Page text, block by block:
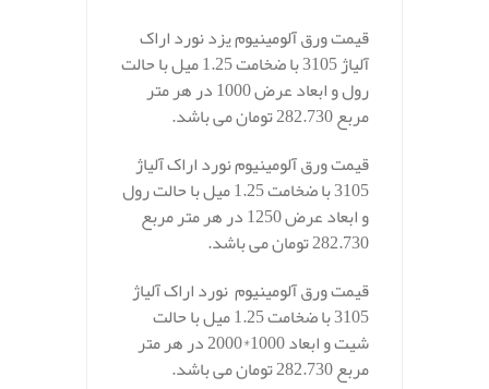
قیمت ورق آلومینیوم یزد نورد اراک
آلیاژ 3105 با ضخامت 1.25 میل با حالت
رول و ابعاد عرض 1000 در هر متر
مربع 282.730 تومان می باشد.
قیمت ورق آلومینیوم نورد اراک آلیاژ
3105 با ضخامت 1.25 میل با حالت رول
و ابعاد عرض 1250 در هر متر مربع
282.730 تومان می باشد.
قیمت ورق آلومینیوم نورد اراک آلیاژ
3105 با ضخامت 1.25 میل با حالت
شیت و ابعاد 1000*2000 در هر متر
مربع 282.730 تومان می باشد.